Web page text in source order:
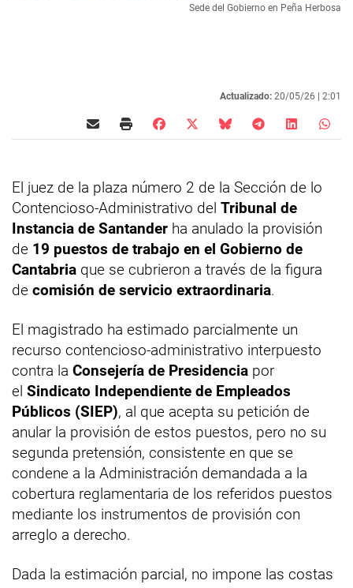
Sede del Gobierno en Peña Herbosa
Actualizado: 20/05/26 | 2:01
El juez de la plaza número 2 de la Sección de lo
Contencioso-Administrativo del Tribunal de
Instancia de Santander ha anulado la provisión
de 19 puestos de trabajo en el Gobierno de
Cantabria que se cubrieron a través de la figura
de comisión de servicio extraordinaria.
El magistrado ha estimado parcialmente un
recurso contencioso-administrativo interpuesto
contra la Consejería de Presidencia por
el Sindicato Independiente de Empleados
Públicos (SIEP), al que acepta su petición de
anular la provisión de estos puestos, pero no su
segunda pretensión, consistente en que se
condene a la Administración demandada a la
cobertura reglamentaria de los referidos puestos
mediante los instrumentos de provisión con
arreglo a derecho.
Dada la estimación parcial, no impone las costas